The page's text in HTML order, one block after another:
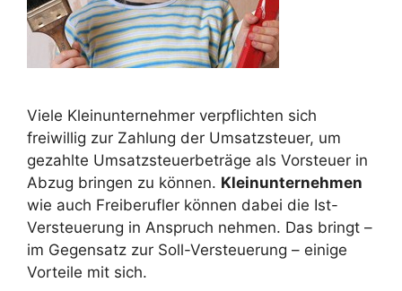
Viele Kleinunternehmer verpflichten sich
freiwillig zur Zahlung der Umsatzsteuer, um
gezahlte Umsatzsteuerbeträge als Vorsteuer in
Abzug bringen zu können. Kleinunternehmen
wie auch Freiberufler können dabei die Ist-
Versteuerung in Anspruch nehmen. Das bringt –
im Gegensatz zur Soll-Versteuerung – einige
Vorteile mit sich.